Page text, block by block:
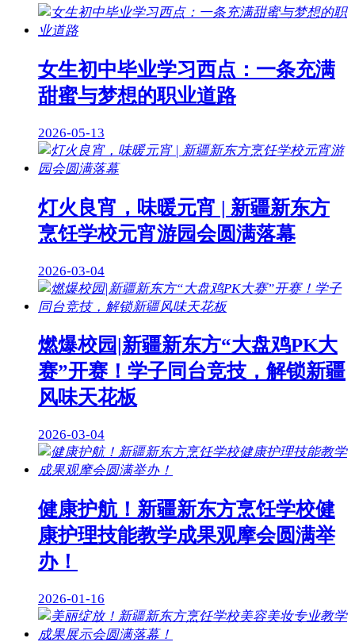
女生初中毕业学习西点：一条充满
甜蜜与梦想的职业道路
2026-05-13
灯火良宵，味暖元宵 | 新疆新东方
烹饪学校元宵游园会圆满落幕
2026-03-04
燃爆校园|新疆新东方“大盘鸡PK大
赛”开赛！学子同台竞技，解锁新疆
风味天花板
2026-03-04
健康护航！新疆新东方烹饪学校健
康护理技能教学成果观摩会圆满举
办！
2026-01-16